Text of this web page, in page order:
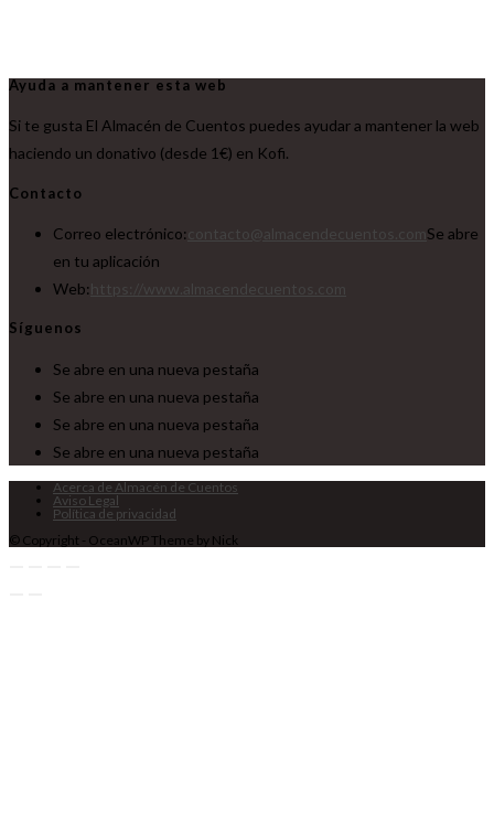
Ayuda a mantener esta web
Si te gusta El Almacén de Cuentos puedes ayudar a mantener la web
haciendo un donativo (desde 1€) en Kofi.
Contacto
Correo electrónico:
Se abre
en tu aplicación
Web:
Síguenos
Se abre en una nueva pestaña
Se abre en una nueva pestaña
Se abre en una nueva pestaña
Se abre en una nueva pestaña
Acerca de Almacén de Cuentos
Aviso Legal
Política de privacidad
© Copyright - OceanWP Theme by Nick